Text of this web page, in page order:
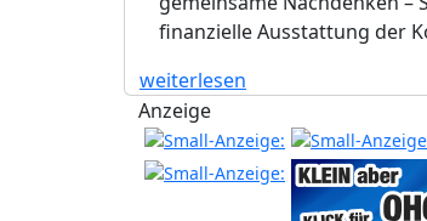
finanzielle Ausstattung der
weiterlesen
Anzeige